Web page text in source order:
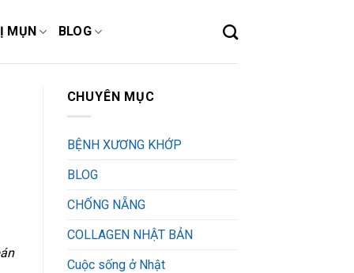
MỤN BLOG
CHUYÊN MỤC
BỆNH XƯƠNG KHỚP
BLOG
CHỐNG NẴNG
COLLAGEN NHẬT BẢN
Cuộc sống ở Nhật